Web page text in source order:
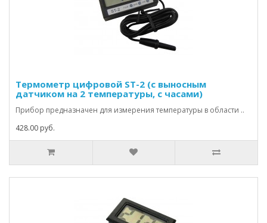
Термометр цифровой ST-2 (с выносным
датчиком на 2 температуры, с часами)
Прибор предназначен для измерения температуры в области ..
428.00 руб.